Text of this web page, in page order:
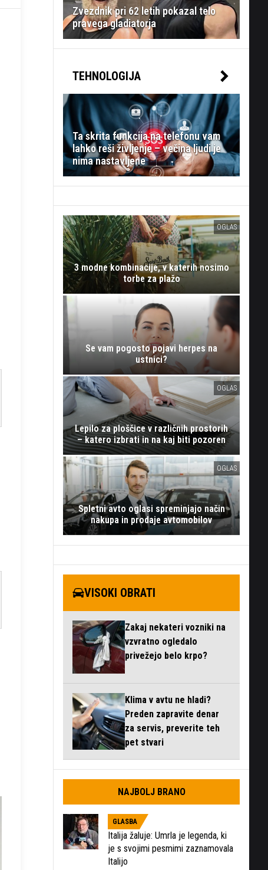
Zvezdnik pri 62 letih pokazal telo
pravega gladiatorja
TEHNOLOGIJA
Ta skrita funkcija na telefonu vam
lahko reši življenje – večina ljudi je
nima nastavljene
OGLAS
3 modne kombinacije, v katerih nosimo
torbe za plažo
Se vam pogosto pojavi herpes na
ustnici?
OGLAS
Lepilo za ploščice v različnih prostorih
– katero izbrati in na kaj biti pozoren
OGLAS
Spletni avto oglasi spreminjajo način
nakupa in prodaje avtomobilov
VISOKI OBRATI
Zakaj nekateri vozniki na
vzvratno ogledalo
privežejo belo krpo?
Klima v avtu ne hladi?
Preden zapravite denar
za servis, preverite teh
pet stvari
NAJBOLJ BRANO
GLASBA
Italija žaluje: Umrla je legenda, ki
je s svojimi pesmimi zaznamovala
Italijo